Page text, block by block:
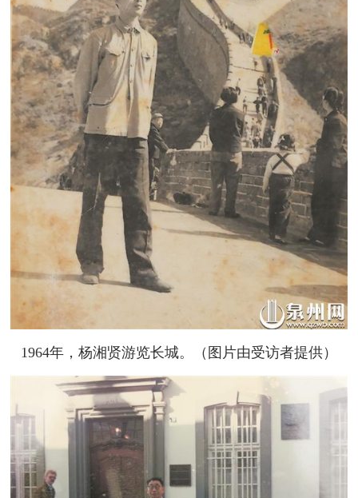
1964年，杨湘贤游览长城。（图片由受访者提供）